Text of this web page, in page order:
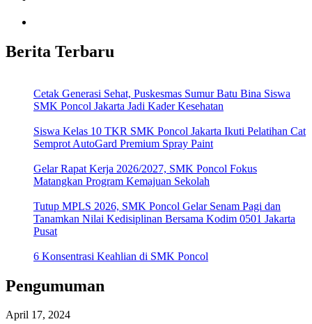
Berita Terbaru
Cetak Generasi Sehat, Puskesmas Sumur Batu Bina Siswa
SMK Poncol Jakarta Jadi Kader Kesehatan
Siswa Kelas 10 TKR SMK Poncol Jakarta Ikuti Pelatihan Cat
Semprot AutoGard Premium Spray Paint
Gelar Rapat Kerja 2026/2027, SMK Poncol Fokus
Matangkan Program Kemajuan Sekolah
Tutup MPLS 2026, SMK Poncol Gelar Senam Pagi dan
Tanamkan Nilai Kedisiplinan Bersama Kodim 0501 Jakarta
Pusat
6 Konsentrasi Keahlian di SMK Poncol
Pengumuman
April 17, 2024